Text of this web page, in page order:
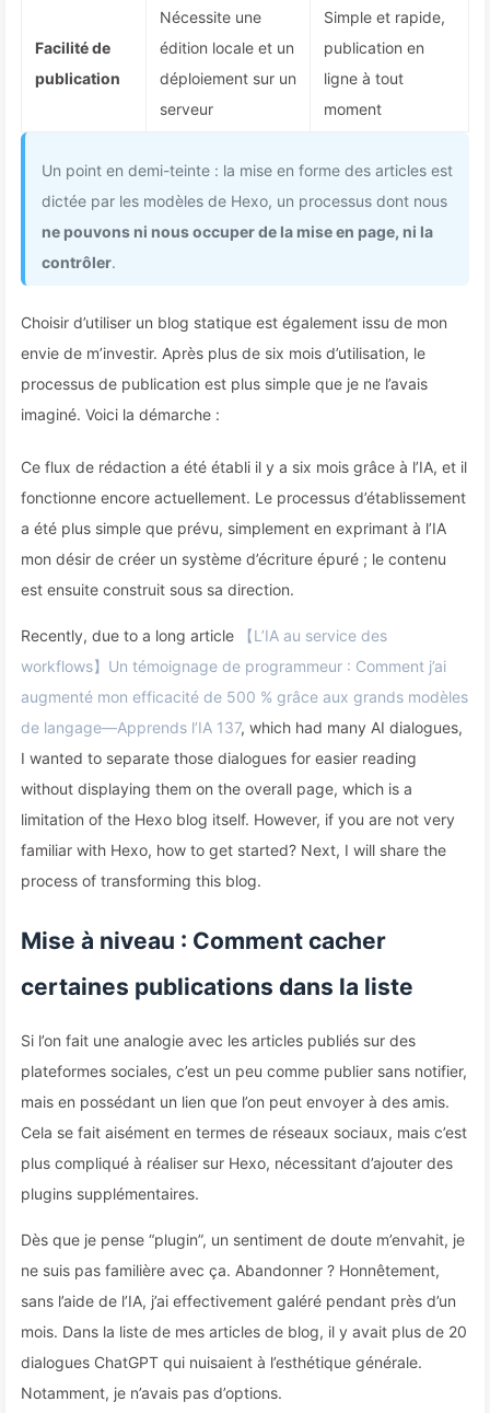
Facilité de
publication
Nécessite une
édition locale et un
déploiement sur un
serveur
Simple et rapide,
publication en
ligne à tout
moment
Un point en demi-teinte : la mise en forme des articles est
dictée par les modèles de Hexo, un processus dont nous
ne pouvons ni nous occuper de la mise en page, ni la
contrôler.
Choisir d’utiliser un blog statique est également issu de mon
envie de m’investir. Après plus de six mois d’utilisation, le
processus de publication est plus simple que je ne l’avais
imaginé. Voici la démarche :
Ce flux de rédaction a été établi il y a six mois grâce à l’IA, et il
fonctionne encore actuellement. Le processus d’établissement
a été plus simple que prévu, simplement en exprimant à l’IA
mon désir de créer un système d’écriture épuré ; le contenu
est ensuite construit sous sa direction.
Recently, due to a long article
【L’IA au service des
workflows】Un témoignage de programmeur : Comment j’ai
augmenté mon efficacité de 500 % grâce aux grands modèles
de langage—Apprends l’IA 137, which had many AI dialogues,
I wanted to separate those dialogues for easier reading
without displaying them on the overall page, which is a
limitation of the Hexo blog itself. However, if you are not very
familiar with Hexo, how to get started? Next, I will share the
process of transforming this blog.
Mise à niveau : Comment cacher
certaines publications dans la liste
Si l’on fait une analogie avec les articles publiés sur des
plateformes sociales, c’est un peu comme publier sans notifier,
mais en possédant un lien que l’on peut envoyer à des amis.
Cela se fait aisément en termes de réseaux sociaux, mais c’est
plus compliqué à réaliser sur Hexo, nécessitant d’ajouter des
plugins supplémentaires.
Dès que je pense “plugin”, un sentiment de doute m’envahit, je
ne suis pas familière avec ça. Abandonner ? Honnêtement,
sans l’aide de l’IA, j’ai effectivement galéré pendant près d’un
mois. Dans la liste de mes articles de blog, il y avait plus de 20
dialogues ChatGPT qui nuisaient à l’esthétique générale.
Notamment, je n’avais pas d’options.